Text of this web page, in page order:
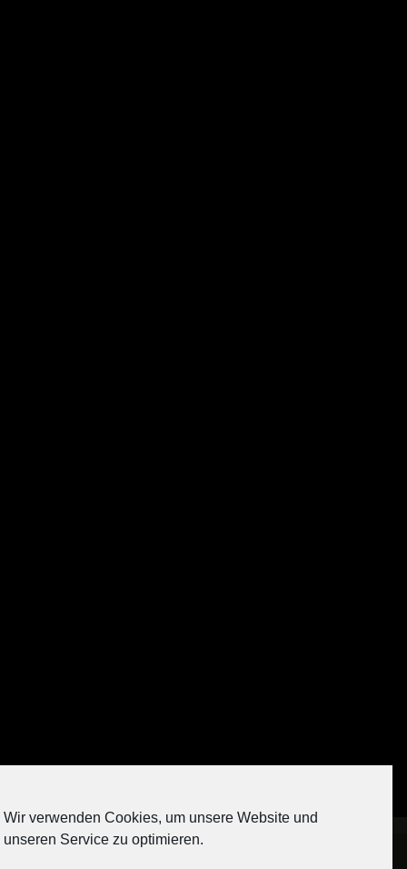
[contact-form-7 404 "Nicht gefunden"]
Wir verwenden Cookies, um unsere Website und
unseren Service zu optimieren.